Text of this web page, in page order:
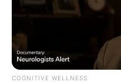
COGNITIVE WELLNESS